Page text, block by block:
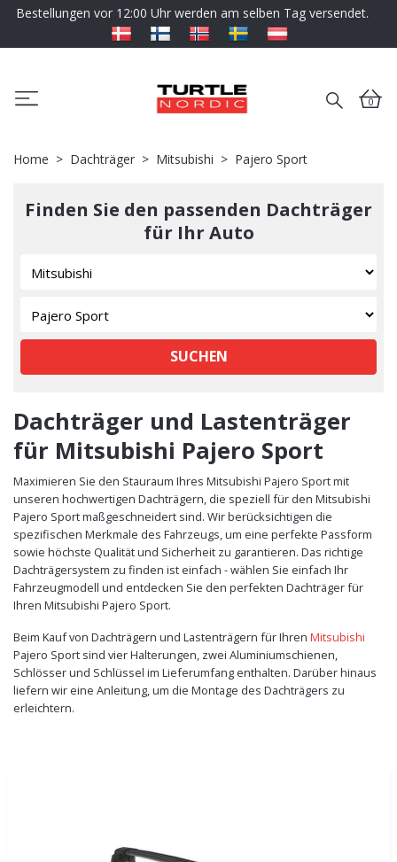
Bestellungen vor 12:00 Uhr werden am selben Tag versendet.
0
Home Dachträger Mitsubishi Pajero Sport
Finden Sie den passenden Dachträger
für Ihr Auto
SUCHEN
Dachträger und Lastenträger
für Mitsubishi Pajero Sport
Maximieren Sie den Stauraum Ihres Mitsubishi Pajero Sport mit
unseren hochwertigen Dachträgern, die speziell für den Mitsubishi
Pajero Sport maßgeschneidert sind. Wir berücksichtigen die
spezifischen Merkmale des Fahrzeugs, um eine perfekte Passform
sowie höchste Qualität und Sicherheit zu garantieren. Das richtige
Dachträgersystem zu finden ist einfach - wählen Sie einfach Ihr
Fahrzeugmodell und entdecken Sie den perfekten Dachträger für
Ihren Mitsubishi Pajero Sport.
Beim Kauf von Dachträgern und Lastenträgern für Ihren Mitsubishi
Pajero Sport sind vier Halterungen, zwei Aluminiumschienen,
Schlösser und Schlüssel im Lieferumfang enthalten. Darüber hinaus
liefern wir eine Anleitung, um die Montage des Dachträgers zu
erleichtern.